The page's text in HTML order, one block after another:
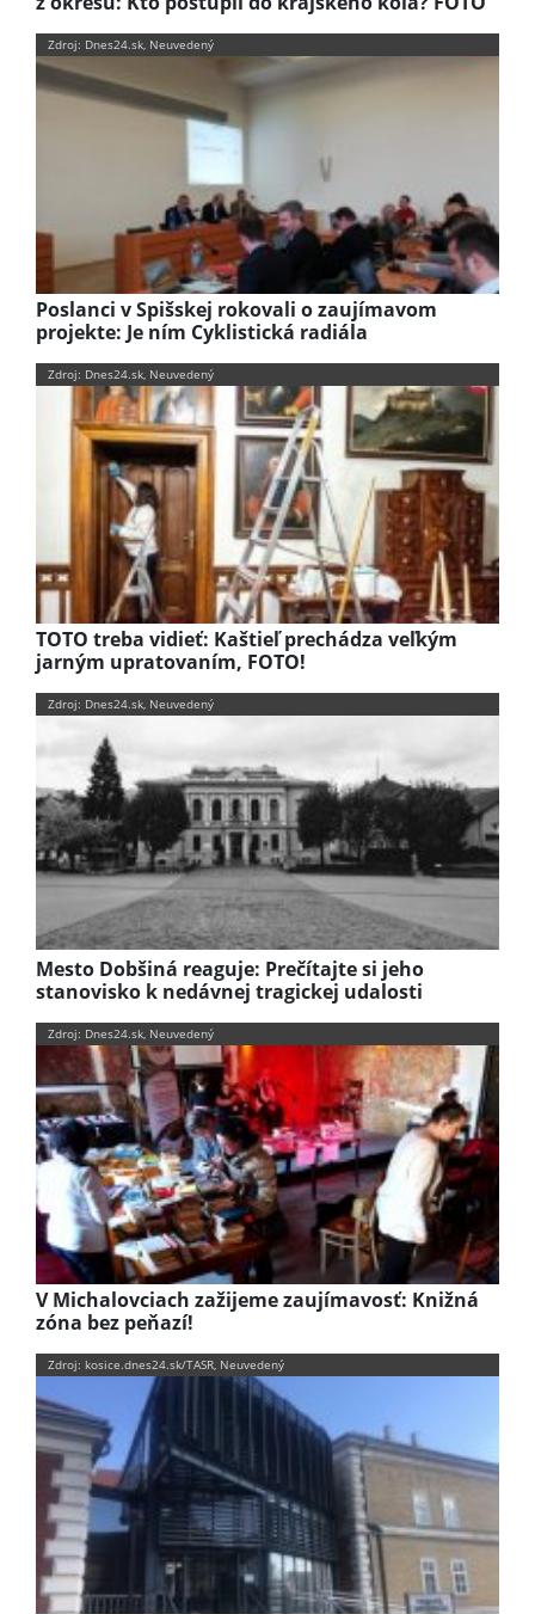
Zdroj: Dnes24.sk, Neuvedený
Poslanci v Spišskej rokovali o zaujímavom
projekte: Je ním Cyklistická radiála
Zdroj: Dnes24.sk, Neuvedený
TOTO treba vidieť: Kaštieľ prechádza veľkým
jarným upratovaním, FOTO!
Zdroj: Dnes24.sk, Neuvedený
Mesto Dobšiná reaguje: Prečítajte si jeho
stanovisko k nedávnej tragickej udalosti
Zdroj: Dnes24.sk, Neuvedený
V Michalovciach zažijeme zaujímavosť: Knižná
zóna bez peňazí!
Zdroj: kosice.dnes24.sk/TASR, Neuvedený